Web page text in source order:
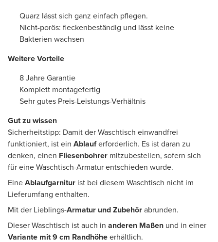
Quarz lässt sich ganz einfach pflegen.
Nicht-porös: fleckenbeständig und lässt keine
Bakterien wachsen
Weitere Vorteile
8 Jahre Garantie
Komplett montagefertig
Sehr gutes Preis-Leistungs-Verhältnis
Gut zu wissen
Sicherheitstipp: Damit der Waschtisch einwandfrei
funktioniert, ist ein Ablauferforderlich. Es ist daran zu
denken, einen Fliesenbohrer mitzubestellen, sofern sich
für eine Waschtisch-Armatur entschieden wurde.
EineAblaufgarnitur ist bei diesem Waschtisch nicht im
Lieferumfang enthalten.
Mit der Lieblings-Armatur und Zubehörabrunden.
Dieser Waschtisch ist auch in anderen Maßen und in einer
Variante mit 9 cm Randhöheerhältlich.